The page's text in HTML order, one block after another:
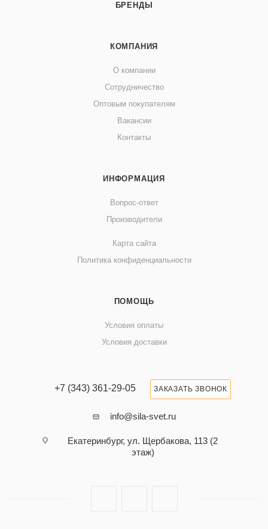
БРЕНДЫ
КОМПАНИЯ
О компании
Сотрудничество
Оптовым покупателям
Вакансии
Контакты
ИНФОРМАЦИЯ
Вопрос-ответ
Производители
Карта сайта
Политика конфиденциальности
ПОМОЩЬ
Условия оплаты
Условия доставки
+7 (343) 361-29-05 ЗАКАЗАТЬ ЗВОНОК
info@sila-svet.ru
Екатеринбург, ул. Щербакова, 113 (2
этаж)